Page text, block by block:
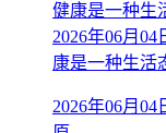
2026年06月
康是一种生活
2026年06月